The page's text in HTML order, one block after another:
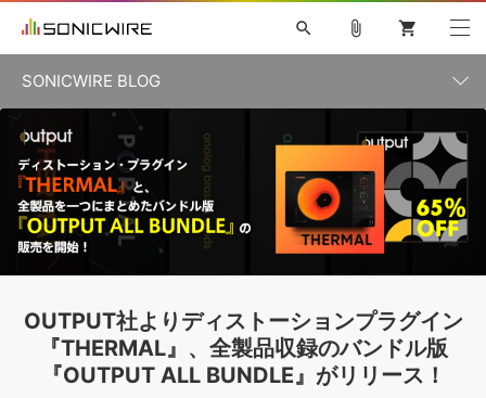
ソフト音源 »
プラグイン・エフェクト »
ソフトウェア／ツール »
キャンペーン »
ニュースレター »
製品サポート情報 »
DTMガイド » 音楽カード
search
初音ミク V4X 鏡音リン・レン V4X
巡音ルカ V4X
ボーカル抜き出し
MEIKO V3 KAITO V3
MASSIVE
SYLENTH1
VOCALOID
ライセンスフリーBGM
TOONTRACK
サンプルパックを試そう
MUTANT
シネマティック音源特集
EZdrummer2
KOTO NATION
ソフト音源 プラグイン・エフェクト サンプルパック
ソフトウェア／ツール DAW 効果音 BGM
attach_file shopping_cart
SONICWIRE BLOG
カテゴリ一覧
記事一覧
OUTPUT社よりディストーションプラグイン
『THERMAL』、全製品収録のバンドル版
『OUTPUT ALL BUNDLE』がリリース！